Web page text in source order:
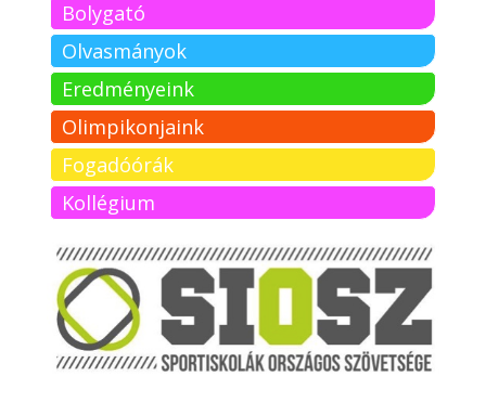
Bolygató
Olvasmányok
Eredményeink
Olimpikonjaink
Fogadóórák
Kollégium